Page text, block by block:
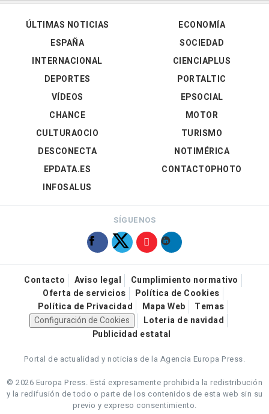
ÚLTIMAS NOTICIAS
ESPAÑA
INTERNACIONAL
DEPORTES
VÍDEOS
ECONOMÍA
SOCIEDAD
CIENCIAPLUS
PORTALTIC
EPSOCIAL
CHANCE
CULTURAOCIO
DESCONECTA
EPDATA.ES
INFOSALUS
MOTOR
TURISMO
NOTIMÉRICA
CONTACTOPHOTO
SÍGUENOS
Contacto Aviso legal
Cumplimiento normativo
Oferta de servicios
Política de Cookies
Política de Privacidad
Mapa Web
Temas
Configuración de Cookies
Loteria de navidad
Publicidad estatal
Portal de actualidad y noticias de la Agencia Europa Press.
© 2026 Europa Press. Está expresamente prohibida la redistribución
y la redifusión de todo o parte de los contenidos de esta web sin su
previo y expreso consentimiento.